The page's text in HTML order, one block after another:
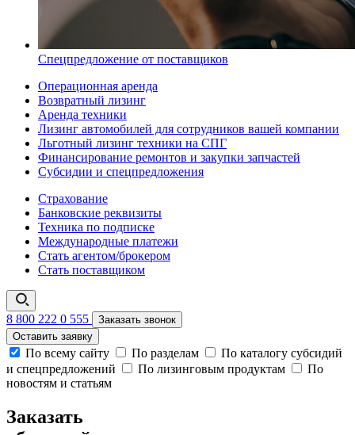
Спецпредложение от поставщиков
Операционная аренда
Возвратный лизинг
Аренда техники
Лизинг автомобилей для сотрудников вашей компании
Льготный лизинг техники на СПГ
Финансирование ремонтов и закупки запчастей
Субсидии и спецпредложения
Страхование
Банковские реквизиты
Техника по подписке
Международные платежи
Стать агентом/брокером
Стать поставщиком
8 800 222 0 555
Заказать звонок
Оставить заявку
По всему сайту По разделам
По каталогу субсидий
и спецпредложений
По лизинговым продуктам
По
новостям и статьям
Заказать